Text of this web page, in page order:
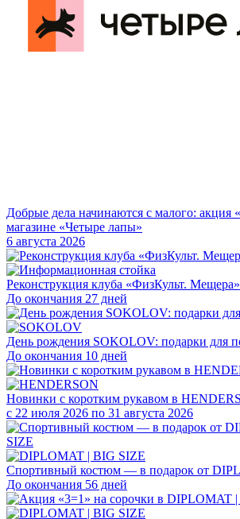
Добрые дела начинаются с малого: акция
магазине «Четыре лапы»
6 августа 2026
Реконструкция клуба «ФизКульт. Мещера»
До окончания 27 дней
День рождения SOKOLOV: подарки для
До окончания 10 дней
Новинки с коротким рукавом в
с 22 июля 2026 по 31 августа 2026
Спортивный костюм — в подарок от
До окончания 56 дней